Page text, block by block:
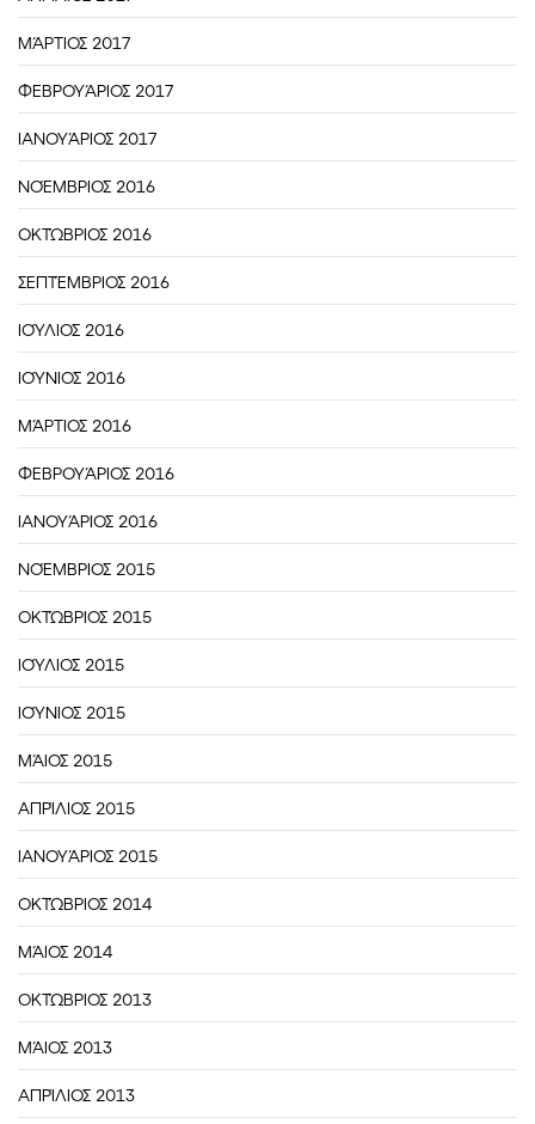
ΜΆΡΤΙΟΣ 2017
ΦΕΒΡΟΥΆΡΙΟΣ 2017
ΙΑΝΟΥΆΡΙΟΣ 2017
ΝΟΈΜΒΡΙΟΣ 2016
ΟΚΤΏΒΡΙΟΣ 2016
ΣΕΠΤΈΜΒΡΙΟΣ 2016
ΙΟΎΛΙΟΣ 2016
ΙΟΎΝΙΟΣ 2016
ΜΆΡΤΙΟΣ 2016
ΦΕΒΡΟΥΆΡΙΟΣ 2016
ΙΑΝΟΥΆΡΙΟΣ 2016
ΝΟΈΜΒΡΙΟΣ 2015
ΟΚΤΏΒΡΙΟΣ 2015
ΙΟΎΛΙΟΣ 2015
ΙΟΎΝΙΟΣ 2015
ΜΆΙΟΣ 2015
ΑΠΡΊΛΙΟΣ 2015
ΙΑΝΟΥΆΡΙΟΣ 2015
ΟΚΤΏΒΡΙΟΣ 2014
ΜΆΙΟΣ 2014
ΟΚΤΏΒΡΙΟΣ 2013
ΜΆΙΟΣ 2013
ΑΠΡΊΛΙΟΣ 2013